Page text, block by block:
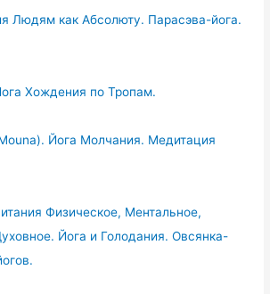
Людям как Абсолюту. Парасэва-йога.
Хождения по Тропам.
Йога Молчания. Медитация
Физическое, Ментальное,
Йога и Голодания. Овсянка-